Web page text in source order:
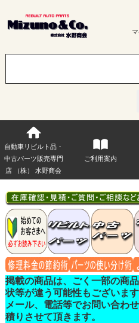
自動車リビルト品・
中古パーツ販売専門
店 （株） 水野商会
ご利用案内
掲載の商品は、ごく一部の商
状等が違う可能性もございます
メール、電話等でお問い合わ
積りさせて頂きます。